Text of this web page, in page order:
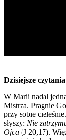
Dzisiejsze
W Marii nadal
Mistrza. Pragnie
przy sobie
słyszy: Nie
Ojca (J 20,17).